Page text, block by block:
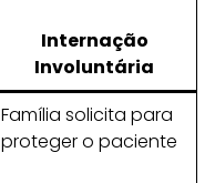
Internação
Involuntária
Família solicita para
proteger o paciente